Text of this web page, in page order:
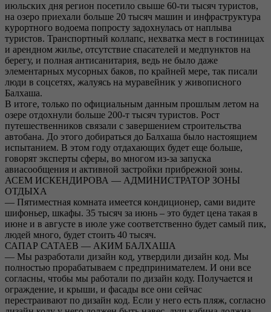
июльских дня регион посетило свыше 60-ти тысяч туристов,
на озеро приехали больше 20 тысяч машин и инфраструктура
курортного водоема попросту задохнулась от наплыва
туристов. Транспортный коллапс, нехватка мест в гостиницах
и арендном жилье, отсутствие спасателей и медпунктов на
берегу, и полная антисанитария, ведь не было даже
элементарных мусорных баков, по крайней мере, так писали
люди в соцсетях, жалуясь на муравейник у живописного
Балхаша.
В итоге, только по официальным данным прошлым летом на
озере отдохнули больше 200-т тысяч туристов. Рост
путешественников связали с завершением строительства
автобана. До этого добираться до Балхаша было настоящием
испытанием. В этом году отдахающих будет еще больше,
говорят эксперты сферы, во многом из-за запуска
авиасообщения и активной застройки прибрежной зоны.
АСЕМ ИСКЕНДИРОВА — АДМИНИСТРАТОР ЗОНЫ
ОТДЫХА
— Пятиместная комната имеется кондиционер, сами видите
шифоньер, шкафы. 35 тысяч за июнь – это будет цена такая в
июне и в августе в июле уже соответственно будет самый пик,
людей много, будет стоить 40 тысяч.
САПАР САТАЕВ — АКИМ БАЛХАША
— Мы разработали дизайн код, утвердили дизайн код. Мы
полностью прорабатываем с предпринимателем. И они все
согласны, чтобы мы работали по дизайн коду. Получается и
ограждение, и крыши, и фасады все они сейчас
перестраивают по дизайн код. Если у него есть пляж, согласно